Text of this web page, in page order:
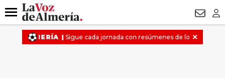
DESTACADO CONDENADOS
Menú